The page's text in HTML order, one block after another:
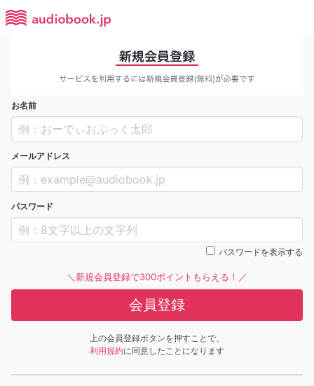
お名前
メールアドレス
パスワード
パスワードを表示する
＼新規会員登録で300ポイントもらえる！／
会員登録
上の会員登録ボタンを押すことで、
利用規約に同意したことになります